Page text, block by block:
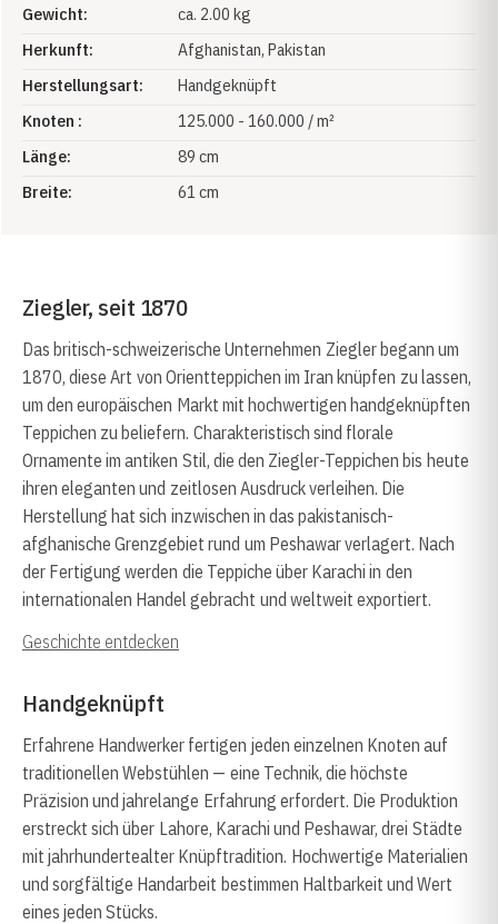
Gewicht:
ca. 2.00 kg
Herkunft:
Afghanistan, Pakistan
Herstellungsart:
Handgeknüpft
Knoten :
125.000 - 160.000 / m²
Länge:
89 cm
Breite:
61 cm
Ziegler, seit 1870
Das britisch-schweizerische Unternehmen Ziegler begann um
1870, diese Art von Orientteppichen im Iran knüpfen zu lassen,
um den europäischen Markt mit hochwertigen handgeknüpften
Teppichen zu beliefern. Charakteristisch sind florale
Ornamente im antiken Stil, die den Ziegler-Teppichen bis heute
ihren eleganten und zeitlosen Ausdruck verleihen. Die
Herstellung hat sich inzwischen in das pakistanisch-
afghanische Grenzgebiet rund um Peshawar verlagert. Nach
der Fertigung werden die Teppiche über Karachi in den
internationalen Handel gebracht und weltweit exportiert.
Geschichte entdecken
Handgeknüpft
Erfahrene Handwerker fertigen jeden einzelnen Knoten auf
traditionellen Webstühlen — eine Technik, die höchste
Präzision und jahrelange Erfahrung erfordert. Die Produktion
erstreckt sich über Lahore, Karachi und Peshawar, drei Städte
mit jahrhundertealter Knüpftradition. Hochwertige Materialien
und sorgfältige Handarbeit bestimmen Haltbarkeit und Wert
eines jeden Stücks.